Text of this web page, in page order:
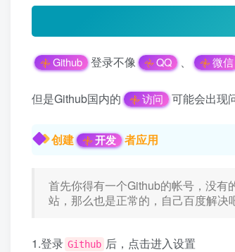
Github 登录不像 QQ 、 微信
但是Github国内的 访问 可能会出现
创建 开发 者应用
首先你得有一个Github的帐号，没有
站，那么也是正常的，自己百度解决
1.登录 Github 后，点击进入设置